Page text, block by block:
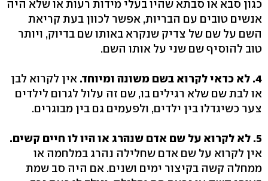
כגון סבא או סבתא שהיו בעלי מידות רעות או שלא היה
אנשים טובים עם הבריות, אפשר לכוון בעת קריאת
השם על שם של צדיק שנקרא באותו שם בדיוק, ויותר
טוב להוסיף שם שני על אותו השם.
4. לא כדאי לקרוא בשם משונה ומיוחד.
אין לקרוא לבן
או לבת שם שלא רגילים בו, שם זה עלול לגרום לילדים
צער כשיגדלו בין ילדים, ולפעמים גם בין מבוגרים.
5. לא לקרוא על שם אדם שנהרג או היו לו חיים קשים.
אין לקרוא על שם אדם שחלילה נהרג במלחמה או
ממחלה קשה בקיצור ימים ושנים. אם היה סב שמת